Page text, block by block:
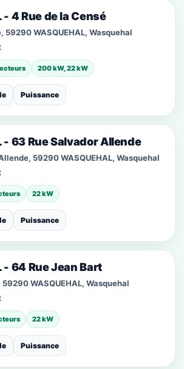
- 4 Rue de la Censé
59290 WASQUEHAL, Wasquehal
200 kW, 22 kW
Puissance
- 63 Rue Salvador Allende
59290 WASQUEHAL, Wasquehal
22 kW
Puissance
- 64 Rue Jean Bart
WASQUEHAL, Wasquehal
22 kW
Puissance